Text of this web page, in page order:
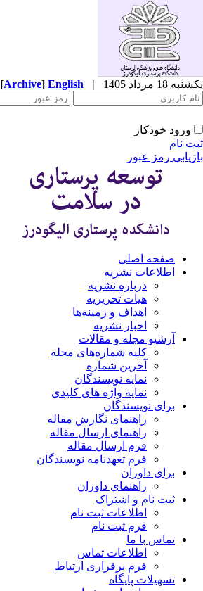
یکشنبه 18 مرداد 1405 |
English
[Archive]
ورود خودکار
ثبت نام
بازیابی رمز عبور
صفحه اصلی
اطلاعات نشریه
درباره نشریه
هیات تحریریه
اهداف و زمینه‌ها
اخبار نشریه
آرشیو مجله و مقالات
کلیه شماره‌های مجله
آخرین شماره
نمایه نویسندگان
نمایه واژه های کلیدی
برای نویسندگان
راهنمای نگارش مقاله
راهنمای ارسال مقاله
فرم ارسال مقاله
فرم تعهدنامه نویسندگان
برای داوران
راهنمای داوران
ثبت نام و اشتراک
اطلاعات ثبت نام
فرم ثبت نام
تماس با ما
اطلاعات تماس
فرم برقراری ارتباط
تسهیلات پایگاه